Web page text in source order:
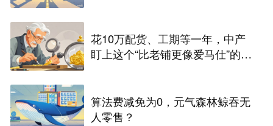
花10万配货、工期等一年，中产
盯上这个“比老铺更像爱马仕”的兰
算法费减免为0，元气森林鲸吞无
人零售？